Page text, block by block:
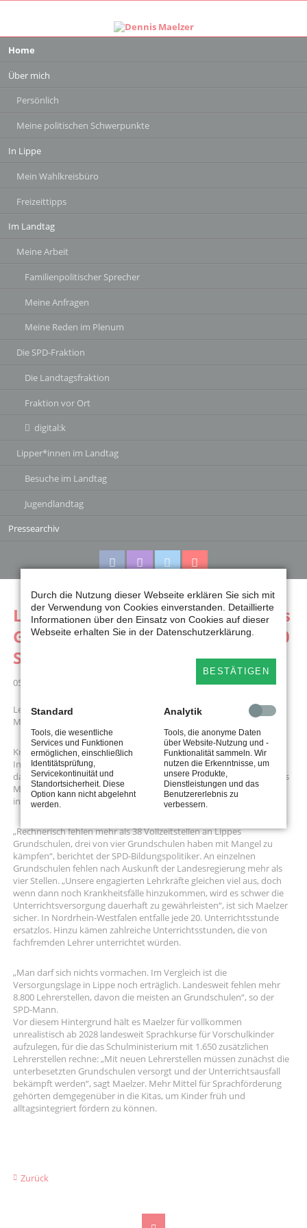
überspringen
Home
Über mich
Persönlich
Meine politischen Schwerpunkte
In Lippe
Mein Wahlkreisbüro
Freizeittipps
Im Landtag
Meine Arbeit
Familienpolitischer Sprecher
Meine Anfragen
Meine Reden im Plenum
Die SPD-Fraktion
Die Landtagsfraktion
Fraktion vor Ort
digital:k
Lipper*innen im Landtag
Besuche im Landtag
Jugendlandtag
Pressearchiv
FacebookInstagramTwitterTwitter
Lehrkräftemangel belastet Lippes
Grundschulen - Maelzer warnt: 40
Schulen sind unterbesetzt
05.02.2026 11:42
Lehrkräftemangel belastet Lippes Grundschulen
Maelzer warnt: 40 Schulen sind unterbesetzt
Kreis Lippe.
In Lippe herrscht an vielen Grundschulen Lehrkräftemangel. Das ist
das Ergebnis einer Anfrage, die der Landtagsabgeordnete Dr. Dennis
Maelzer (SPD) an die Landesregierung gerichtet hat. Von den
insgesamt 54 Grundschulen sind allein 40 unterbesetzt.
„Rechnerisch fehlen mehr als 38 Vollzeitstellen an Lippes
Grundschulen, drei von vier Grundschulen haben mit Mangel zu
kämpfen“, berichtet der SPD-Bildungspolitiker. An einzelnen
Grundschulen fehlen nach Auskunft der Landesregierung mehr als
vier Stellen. „Unsere engagierten Lehrkräfte gleichen viel aus, doch
wenn dann noch Krankheitsfälle hinzukommen, wird es schwer die
Unterrichtsversorgung dauerhaft zu gewährleisten“, ist sich Maelzer
sicher. In Nordrhein-Westfalen entfalle jede 20. Unterrichtsstunde
ersatzlos. Hinzu kämen zahlreiche Unterrichtsstunden, die von
fachfremden Lehrer unterrichtet würden.
„Man darf sich nichts vormachen. Im Vergleich ist die
Versorgungslage in Lippe noch erträglich. Landesweit fehlen mehr
8.800 Lehrerstellen, davon die meisten an Grundschulen“, so der
SPD-Mann.
Vor diesem Hintergrund hält es Maelzer für vollkommen
unrealistisch ab 2028 landesweit Sprachkurse für Vorschulkinder
aufzulegen, für die das Schulministerium mit 1.650 zusätzlichen
Lehrerstellen rechne: „Mit neuen Lehrerstellen müssen zunächst die
unterbesetzten Grundschulen versorgt und der Unterrichtsausfall
bekämpft werden“, sagt Maelzer. Mehr Mittel für Sprachförderung
gehörten demgegenüber in die Kitas, um Kinder früh und
alltagsintegriert fördern zu können.
Zurück
Durch die Nutzung dieser Webseite erklären Sie sich mit
der Verwendung von Cookies einverstanden. Detaillierte
Informationen über den Einsatz von Cookies auf dieser
Webseite erhalten Sie in der Datenschutzerklärung.
BESTÄTIGEN
Standard
Tools, die wesentliche
Services und Funktionen
ermöglichen, einschließlich
Identitätsprüfung,
Servicekontinuität und
Standortsicherheit. Diese
Option kann nicht abgelehnt
werden.
Analytik
Tools, die anonyme Daten
über Website-Nutzung und -
Funktionalität sammeln. Wir
nutzen die Erkenntnisse, um
unsere Produkte,
Dienstleistungen und das
Benutzererlebnis zu
verbessern.